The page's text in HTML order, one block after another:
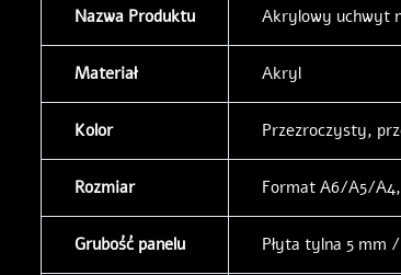
Nazwa Produktu Akrylowy uchwyt
Materiał Akryl
Kolor Przezroczysty,
Rozmiar Format A6/A5/
Grubość panelu Płyta tylna 5 mm